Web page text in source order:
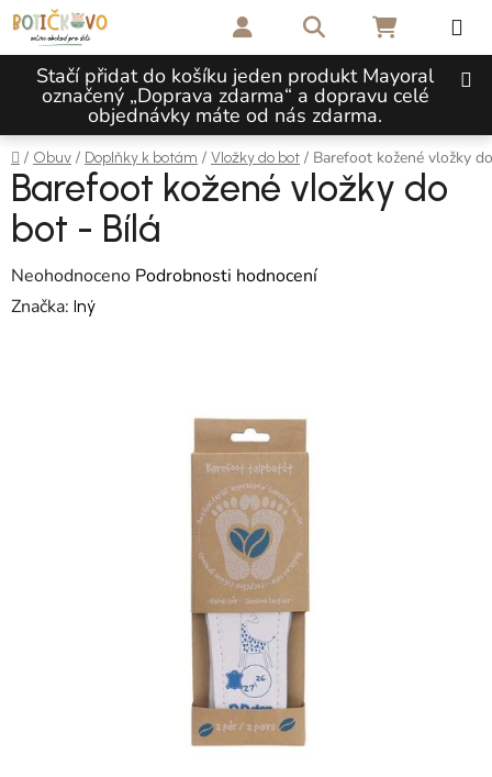
Přejít na obsah
Stačí přidat do košíku jeden produkt Mayoral
označený „Doprava zdarma“ a dopravu celé
objednávky máte od nás zdarma.
Hledat NÁKUPNÍ
Domů
/ Obuv / Doplňky k botám / Vložky do bot / Barefoot kožené vložky
Barefoot kožené vložky do
bot - Bílá
Průměrné hodnocení produktu je 0,0 z 5 hvězdiček.
Neohodnoceno Podrobnosti hodnocení
Značka: Iný